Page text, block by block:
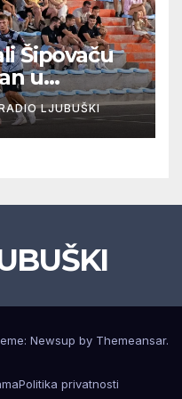
Šipovaču
u
izborio
ispao,
LJUBUŠKI
Newsup by Themeansar.
Politika privatnosti